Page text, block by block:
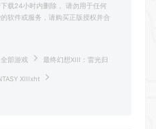
载24小时内删除， 请勿用于任何
软件或服务，请购买正版授权并合
全部游戏 最终幻想XIII：雷光归
XIIIxht